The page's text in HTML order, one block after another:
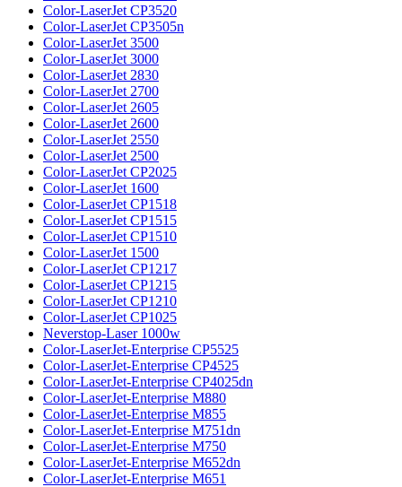
Color-LaserJet CP3520
Color-LaserJet CP3505n
Color-LaserJet 3500
Color-LaserJet 3000
Color-LaserJet 2830
Color-LaserJet 2700
Color-LaserJet 2605
Color-LaserJet 2600
Color-LaserJet 2550
Color-LaserJet 2500
Color-LaserJet CP2025
Color-LaserJet 1600
Color-LaserJet CP1518
Color-LaserJet CP1515
Color-LaserJet CP1510
Color-LaserJet 1500
Color-LaserJet CP1217
Color-LaserJet CP1215
Color-LaserJet CP1210
Color-LaserJet CP1025
Neverstop-Laser 1000w
Color-LaserJet-Enterprise CP5525
Color-LaserJet-Enterprise CP4525
Color-LaserJet-Enterprise CP4025dn
Color-LaserJet-Enterprise M880
Color-LaserJet-Enterprise M855
Color-LaserJet-Enterprise M751dn
Color-LaserJet-Enterprise M750
Color-LaserJet-Enterprise M652dn
Color-LaserJet-Enterprise M651